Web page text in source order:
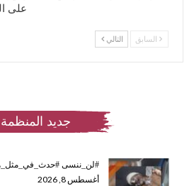
على
السابق التالي
جديد المنظمة
#لن_ننسى
أغسطس 8, 2026